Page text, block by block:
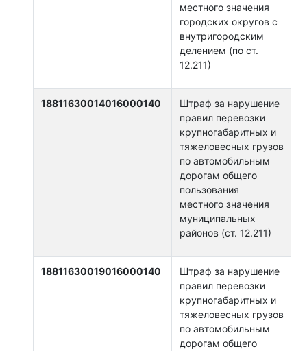
местного значения
городских округов с
внутригородским
делением (по ст.
12.211)
18811630014016000140
Штраф за нарушение
правил перевозки
крупногабаритных и
тяжеловесных грузов
по автомобильным
дорогам общего
пользования
местного значения
муниципальных
районов (ст. 12.211)
18811630019016000140
Штраф за нарушение
правил перевозки
крупногабаритных и
тяжеловесных грузов
по автомобильным
дорогам общего